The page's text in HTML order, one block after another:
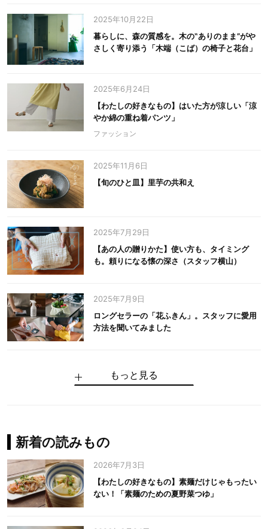
2025年10月22日
暮らしに、森の質感を。木の‟ありのまま”がや
さしく寄り添う「木端（こば）の椅子と花台」
2025年6月24日
【わたしの好きなもの】はいた方が涼しい「涼
やか綿の重ね着パンツ」
ファッション
2025年11月6日
【旬のひと皿】里芋の共和え
2025年7月29日
【あの人の贈りかた】使い方も、タイミング
も。頼りになる懐の深さ（スタッフ横山）
2025年7月9日
ロングセラーの「花ふきん」。スタッフに愛用
方法を聞いてみました
手仕事だからできる“いいもの”を作り続ける。
麻の老舗が届けたい、麻の魅力をのせた衣「中
中川政七商店の謎を解く、6つの問いと1つの答
100年先の日本に工芸があるように。中川政七
中川政七商店スタッフが綴る「今日も、土鍋ま
【わたしの好きなもの】素麺だけじゃもったい
もっと見る
新着の読みもの
2026年7月3日
【わたしの好きなもの】素麺だけじゃもったい
ない！「素麺のための夏野菜つゆ」